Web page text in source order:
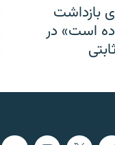
بازداشت
است» در